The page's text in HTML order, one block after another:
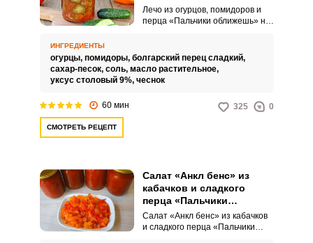
зиму
Лечо из огурцов, помидоров и
перца «Пальчики оближешь» на
спелых овощей и пряных
специй. Сочные ломтики
огурцов и помидоров
создавая уникальный вкусовой
ИНГРЕДИЕНТЫ
огурцы, помидоры, болгарский перец сладкий,
сахар-песок, соль, масло растительное,
уксус столовый 9%, чеснок
60 мин 325 0
СМОТРЕТЬ РЕЦЕПТ
Салат «Анкл бенс» из
кабачков и сладкого
перца «Пальчики
оближешь» на зиму
Салат «Анкл бенс» из кабачков
и сладкого перца «Пальчики